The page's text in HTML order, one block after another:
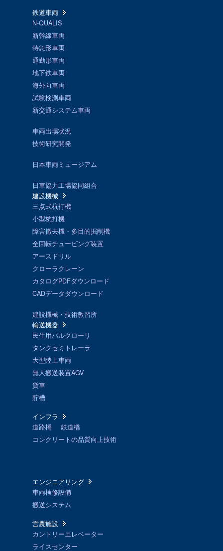
鉄道車両
N-QUALIS
新幹線車両
特急形車両
通勤形車両
地下鉄車両
海外向車両
試験検測車両
新交通システム車両
車両出場状況
技術研究開発
日本車両ミュージアム
日車協力工場協同組合
建設機械
三点式杭打機
小型杭打機
障害撤去機・多目的掘削機
全回転チュービング装置
アースドリル
クローラクレーン
カタログPDFダウンロード
CADデータダウンロード
建設機械・技術教習所
輸送機器
民生用バルクローリ
タンクセミトレーラ
大型陸上車両
無人搬送装置AGV
貨車
貯槽
インフラ
道路橋
鉄道橋
コンクリートの品質向上技術
エンジニアリング
車両検修設備
搬送システム
営農施設
カントリーエレベーター
ライスセンター